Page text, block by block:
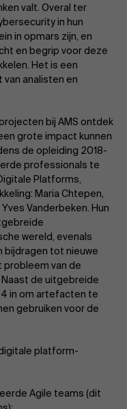
valt. Overal ter
in hun
in opmars zijn, en
en begrip voor deze
Het is een
analisten en
bij AMS ontdek
grote impact kunnen
de opleiding 2018-
professionals te
Platforms,
Maria Chtepen,
Vanderbeken. Hun
wereld, evenals
bijdragen tot nieuwe
probleem van de
de uitgebreide
in om artefacten te
gebruiken voor de
platform-
Agile teams (dit